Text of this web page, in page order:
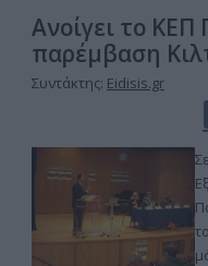
Ανοίγει το
παρέμβαση
Συντάκτης: Eidisis.gr